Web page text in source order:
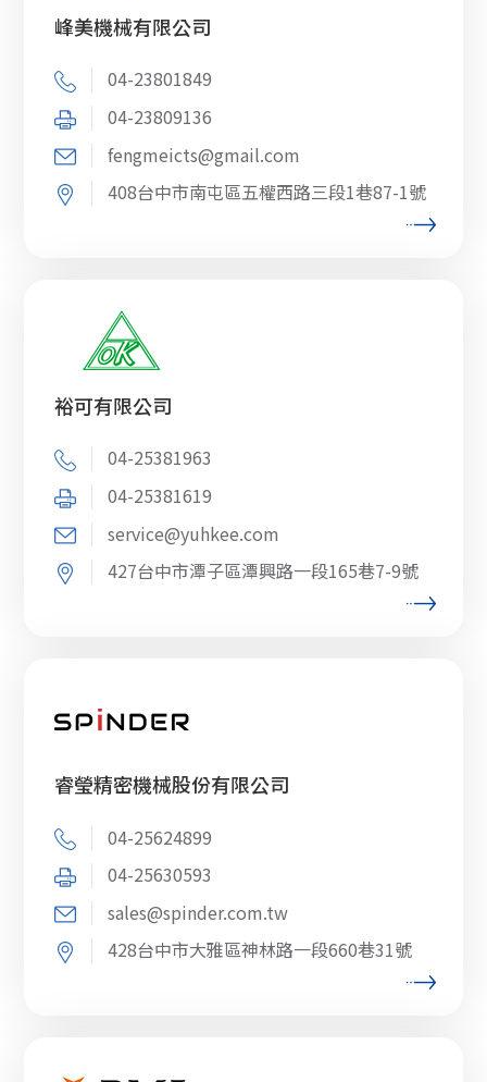
峰美機械有限公司
04-23801849
04-23809136
fengmeicts@gmail.com
408台中市南屯區五權西路三段1巷87-1號
裕可有限公司
04-25381963
04-25381619
service@yuhkee.com
427台中市潭子區潭興路一段165巷7-9號
睿瑩精密機械股份有限公司
04-25624899
04-25630593
sales@spinder.com.tw
428台中市大雅區神林路一段660巷31號